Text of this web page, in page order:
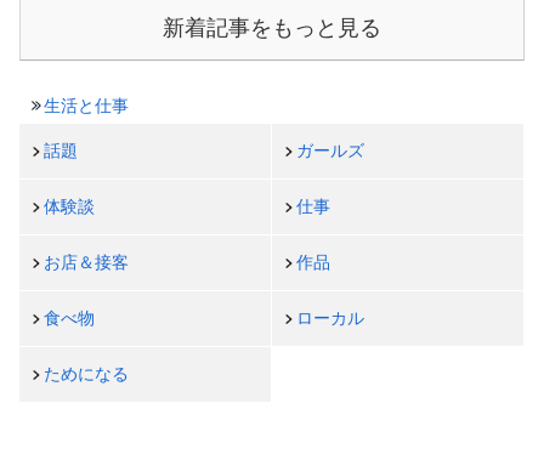
新着記事をもっと見る
生活と仕事
話題 ガールズ
体験談 仕事
お店＆接客 作品
食べ物 ローカル
ためになる